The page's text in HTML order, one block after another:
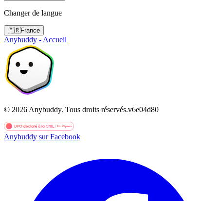
Changer de langue
🇫🇷France
Anybuddy - Accueil
© 2026 Anybuddy. Tous droits réservés.v6e04d80
Anybuddy sur Facebook